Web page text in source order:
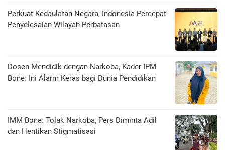
Perkuat Kedaulatan Negara, Indonesia Percepat
Penyelesaian Wilayah Perbatasan
Dosen Mendidik dengan Narkoba, Kader IPM
Bone: Ini Alarm Keras bagi Dunia Pendidikan
IMM Bone: Tolak Narkoba, Pers Diminta Adil
dan Hentikan Stigmatisasi